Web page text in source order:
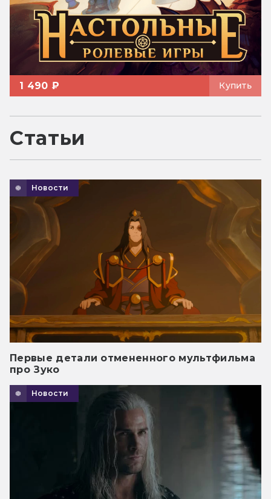
1 490 ₽ Купить
Статьи
Новости
Первые детали отмененного мультфильма
про Зуко
Новости